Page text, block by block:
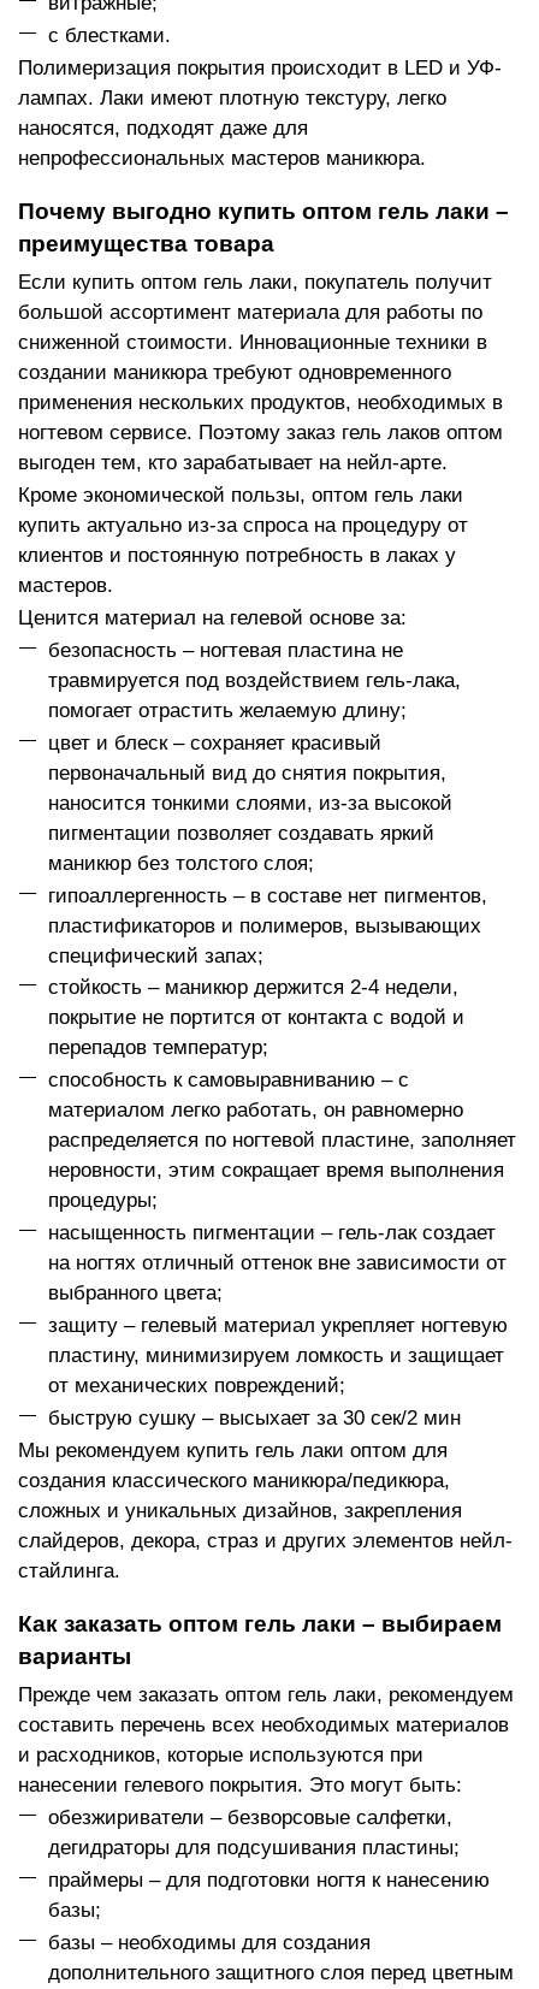
с блестками.
Полимеризация покрытия происходит в LED и УФ-
лампах. Лаки имеют плотную текстуру, легко
наносятся, подходят даже для
непрофессиональных мастеров маникюра.
Почему выгодно купить оптом гель лаки –
преимущества товара
Если купить оптом гель лаки, покупатель получит
большой ассортимент материала для работы по
сниженной стоимости. Инновационные техники в
создании маникюра требуют одновременного
применения нескольких продуктов, необходимых в
ногтевом сервисе. Поэтому заказ гель лаков оптом
выгоден тем, кто зарабатывает на нейл-арте.
Кроме экономической пользы, оптом гель лаки
купить актуально из-за спроса на процедуру от
клиентов и постоянную потребность в лаках у
мастеров.
Ценится материал на гелевой основе за:
безопасность – ногтевая пластина не
травмируется под воздействием гель-лака,
помогает отрастить желаемую длину;
цвет и блеск – сохраняет красивый
первоначальный вид до снятия покрытия,
наносится тонкими слоями, из-за высокой
пигментации позволяет создавать яркий
маникюр без толстого слоя;
гипоаллергенность – в составе нет пигментов,
пластификаторов и полимеров, вызывающих
специфический запах;
стойкость – маникюр держится 2-4 недели,
покрытие не портится от контакта с водой и
перепадов температур;
способность к самовыравниванию – с
материалом легко работать, он равномерно
распределяется по ногтевой пластине, заполняет
неровности, этим сокращает время выполнения
процедуры;
насыщенность пигментации – гель-лак создает
на ногтях отличный оттенок вне зависимости от
выбранного цвета;
защиту – гелевый материал укрепляет ногтевую
пластину, минимизируем ломкость и защищает
от механических повреждений;
быструю сушку – высыхает за 30 сек/2 мин
Мы рекомендуем купить гель лаки оптом для
создания классического маникюра/педикюра,
сложных и уникальных дизайнов, закрепления
слайдеров, декора, страз и других элементов нейл-
стайлинга.
Как заказать оптом гель лаки – выбираем
варианты
Прежде чем заказать оптом гель лаки, рекомендуем
составить перечень всех необходимых материалов
и расходников, которые используются при
нанесении гелевого покрытия. Это могут быть:
обезжириватели – безворсовые салфетки,
дегидраторы для подсушивания пластины;
праймеры – для подготовки ногтя к нанесению
базы;
базы – необходимы для создания
дополнительного защитного слоя перед цветным